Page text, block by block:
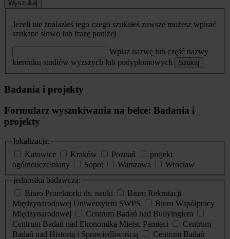
Wyszukaj
Jeżeli nie znalazłeś tego czego szukałeś zawsze możesz wpisać
szukane słowo lub frazę poniżej
Wpisz nazwę lub część nazwy
kierunku studiów wyższych lub podyplomowych
Szukaj
Badania i projekty
Formularz wyszukiwania na belce: Badania i
projekty
lokalizacja:
Katowice
Kraków Poznań
projekt
ogólnouczelniany
Sopot Warszawa
Wrocław
jednostka badawcza:
Biuro Prorektorki ds. nauki
Biuro Rekrutacji
Międzynarodowej Uniwersytetu SWPS
Biuro Współpracy
Międzynarodowej
Centrum Badań nad Bullyingiem
Centrum Badań nad Ekonomiką Miejsc Pamięci
Centrum
Badań nad Historią i Sprawiedliwością
Centrum Badań